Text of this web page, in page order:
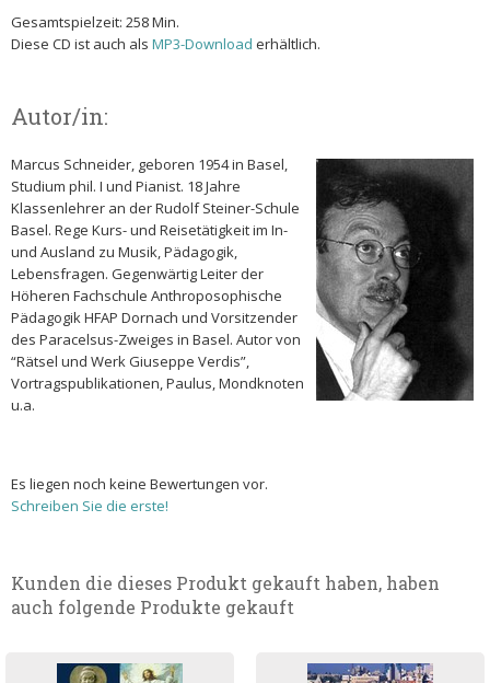
Gesamtspielzeit: 258 Min.
Diese CD ist auch als MP3-Download erhältlich.
Autor/in:
Marcus Schneider, geboren 1954 in Basel,
Studium phil. I und Pianist. 18 Jahre
Klassenlehrer an der Rudolf Steiner-Schule
Basel. Rege Kurs- und Reisetätigkeit im In-
und Ausland zu Musik, Pädagogik,
Lebensfragen. Gegenwärtig Leiter der
Höheren Fachschule Anthroposophische
Pädagogik HFAP Dornach und Vorsitzender
des Paracelsus-Zweiges in Basel. Autor von
“Rätsel und Werk Giuseppe Verdis”,
Vortragspublikationen, Paulus, Mondknoten
u.a.
Es liegen noch keine Bewertungen vor.
Schreiben Sie die erste!
Kunden die dieses Produkt gekauft haben, haben
auch folgende Produkte gekauft